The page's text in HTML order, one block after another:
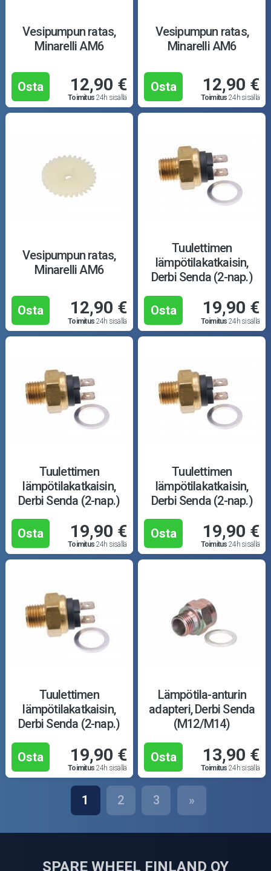
Vesipumpun ratas,
Minarelli AM6
Osta 12,90 €
Toimitus 24h sisällä
Vesipumpun ratas,
Minarelli AM6
Osta 12,90 €
Toimitus 24h sisällä
Vesipumpun ratas,
Minarelli AM6
Osta 12,90 €
Toimitus 24h sisällä
Tuulettimen
lämpötilakatkaisin,
Derbi Senda (2-nap.)
Osta 19,90 €
Toimitus 24h sisällä
Tuulettimen
lämpötilakatkaisin,
Derbi Senda (2-nap.)
Osta 19,90 €
Toimitus 24h sisällä
Tuulettimen
lämpötilakatkaisin,
Derbi Senda (2-nap.)
Osta 19,90 €
Toimitus 24h sisällä
Tuulettimen
lämpötilakatkaisin,
Derbi Senda (2-nap.)
Osta 19,90 €
Toimitus 24h sisällä
Lämpötila-anturin
adapteri, Derbi Senda
(M12/M14)
Osta 13,90 €
Toimitus 24h sisällä
1 2 3 »
SPARE WHEEL FINLAND OY